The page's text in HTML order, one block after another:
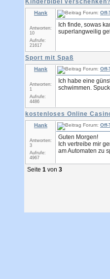
Kinderbibel verschenken?
Hank
Antworten:
10
Aufrufe:
21617
Forum: Off-
Ich finde, sowas
superlangweilig
Sport mit Spaß
Hank
Antworten:
1
Aufrufe:
4486
Forum: Off-
Ich habe eine
schwimmen.
kostenloses Online
Hank
Antworten:
3
Aufrufe:
4967
Forum: Off-
Guten Morgen!
Ich vertreibe mir
am Automaten zu
Seite 1 von 3